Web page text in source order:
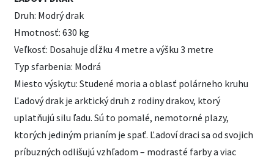
Druh: Modrý drak
Hmotnosť: 630 kg
Veľkosť: Dosahuje dĺžku 4 metre a výšku 3 metre
Typ sfarbenia: Modrá
Miesto výskytu: Studené moria a oblasť polárneho kruhu
Ľadový drak je arktický druh z rodiny drakov, ktorý
uplatňujú silu ľadu. Sú to pomalé, nemotorné plazy,
ktorých jediným prianím je spať. Ľadoví draci sa od svojich
príbuzných odlišujú vzhľadom – modrasté farby a viac